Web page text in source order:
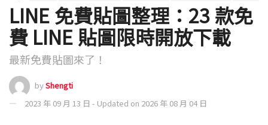
LINE 免費貼圖整理：23 款免
費 LINE 貼圖限時開放下載
最新免費貼圖來了！
byShengti
2023 年 09 月 13 日 - Updated on 2026 年 08 月 04 日